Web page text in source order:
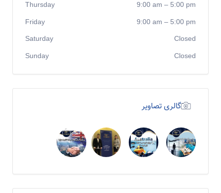
Thursday 9:00 am – 5:00 pm
Friday 9:00 am – 5:00 pm
Saturday Closed
Sunday Closed
گالری تصاویر